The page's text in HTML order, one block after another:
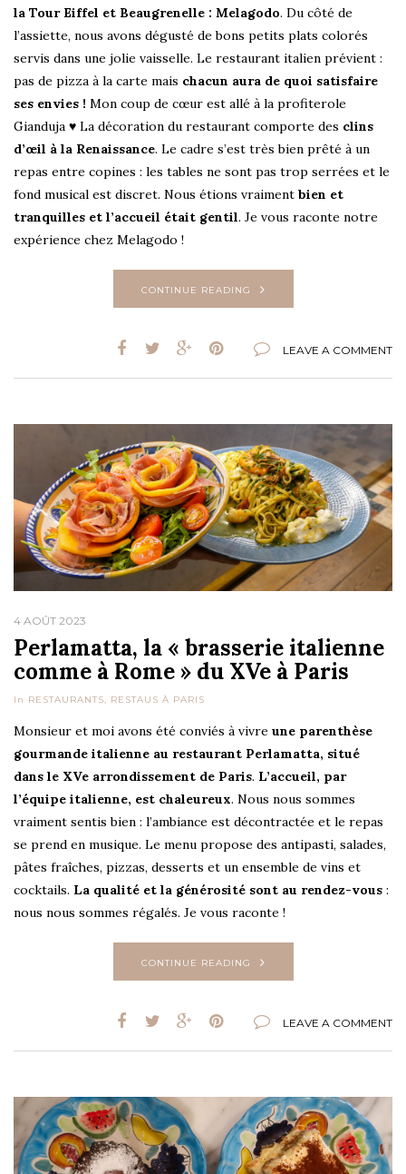
la Tour Eiffel et Beaugrenelle : Melagodo. Du côté de
l’assiette, nous avons dégusté de bons petits plats colorés
servis dans une jolie vaisselle. Le restaurant italien prévient :
pas de pizza à la carte mais chacun aura de quoi satisfaire
ses envies ! Mon coup de cœur est allé à la profiterole
Gianduja ♥ La décoration du restaurant comporte des clins
d’œil à la Renaissance. Le cadre s’est très bien prêté à un
repas entre copines : les tables ne sont pas trop serrées et le
fond musical est discret. Nous étions vraiment bien et
tranquilles et l’accueil était gentil. Je vous raconte notre
expérience chez Melagodo !
CONTINUE READING
LEAVE A COMMENT
4 AOÛT 2023
Perlamatta, la « brasserie italienne
comme à Rome » du XVe à Paris
In RESTAURANTS RESTAUS À PARIS
Monsieur et moi avons été conviés à vivre une parenthèse
gourmande italienne au restaurant Perlamatta, situé
dans le XVe arrondissement de Paris. L’accueil, par
l’équipe italienne, est chaleureux. Nous nous sommes
vraiment sentis bien : l’ambiance est décontractée et le repas
se prend en musique. Le menu propose des antipasti, salades,
pâtes fraîches, pizzas, desserts et un ensemble de vins et
cocktails. La qualité et la générosité sont au rendez-vous :
nous nous sommes régalés. Je vous raconte !
CONTINUE READING
LEAVE A COMMENT